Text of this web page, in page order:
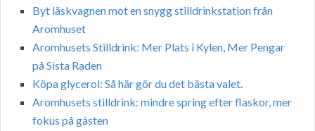
Byt läskvagnen mot en snygg stilldrinkstation från
Aromhuset
Aromhusets Stilldrink: Mer Plats i Kylen, Mer Pengar
på Sista Raden
Köpa glycerol: Så här gör du det bästa valet.
Aromhusets stilldrink: mindre spring efter flaskor, mer
fokus på gästen